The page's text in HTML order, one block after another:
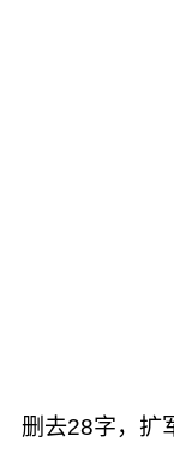
删去28字，扩